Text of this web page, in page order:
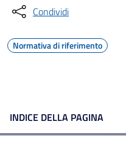
Condividi
Normativa di riferimento
INDICE DELLA PAGINA